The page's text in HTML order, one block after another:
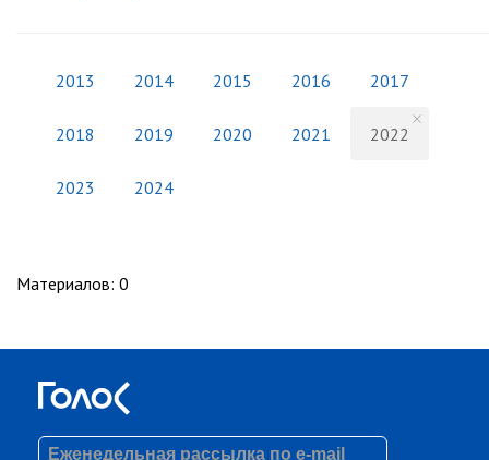
2013 2014 2015 2016 2017
2018 2019 2020 2021 2022
2023 2024
Материалов: 0